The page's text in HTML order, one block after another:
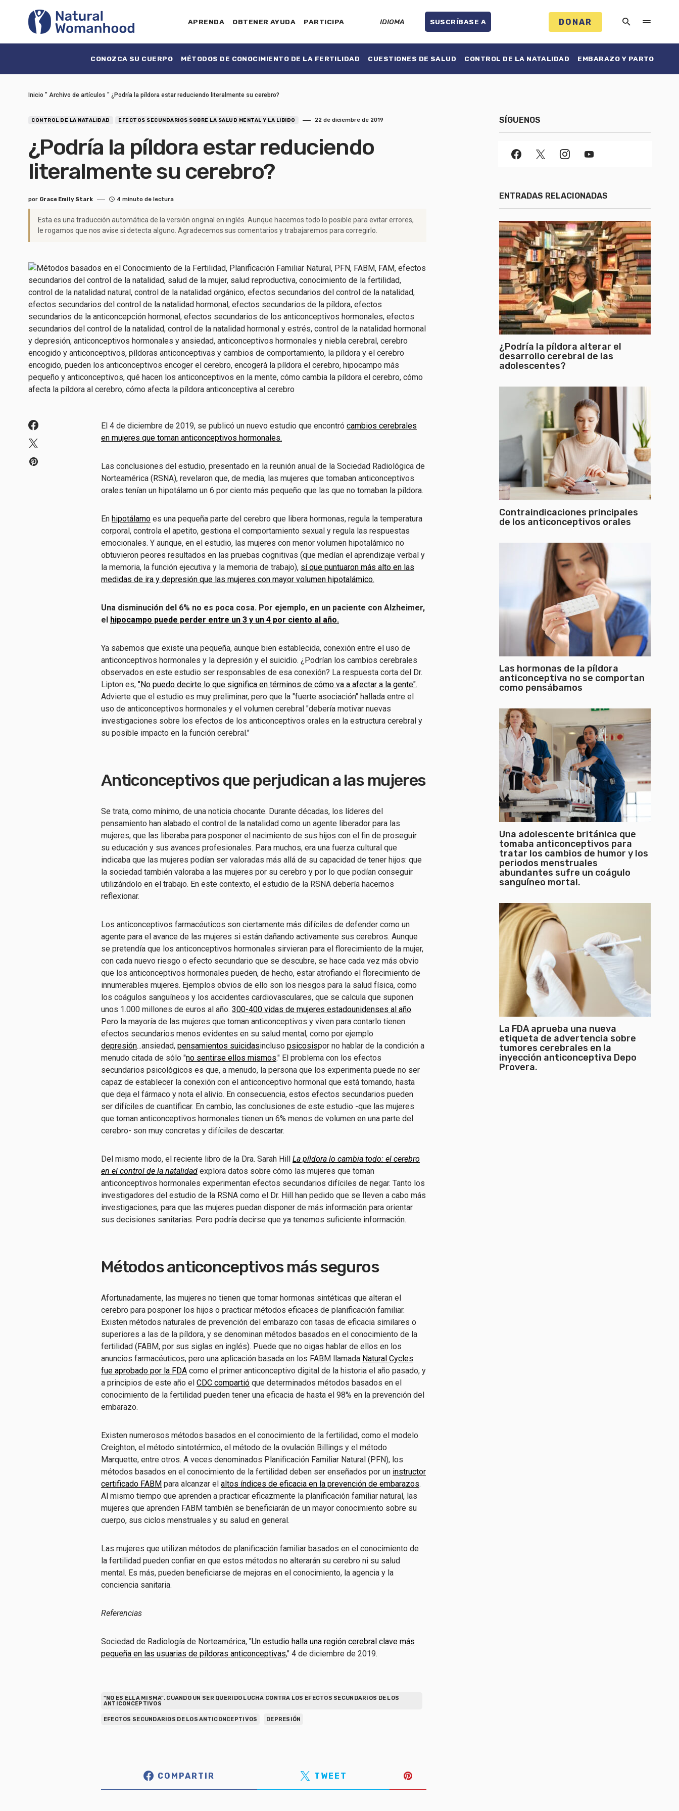
APRENDA OBTENER AYUDA PARTICIPA IDIOMA SUSCRÍBASE A DONAR
CONOZCA SU CUERPO MÉTODOS DE CONOCIMIENTO DE LA FERTILIDAD CUESTIONES DE SALUD CONTROL DE LA NATALIDAD EMBARAZO Y PARTO
Inicio " Archivo de artículos " ¿Podría la píldora estar reduciendo literalmente su cerebro?
CONTROL DE LA NATALIDAD EFECTOS SECUNDARIOS SOBRE LA SALUD MENTAL Y LA LIBIDO 22 de diciembre de 2019
¿Podría la píldora estar reduciendo
literalmente su cerebro?
por Grace Emily Stark 4 minuto de lectura
Esta es una traducción automática de la versión original en inglés. Aunque hacemos todo lo posible para evitar errores,
le rogamos que nos avise si detecta alguno. Agradecemos sus comentarios y trabajaremos para corregirlo.
El 4 de diciembre de 2019, se publicó un nuevo estudio que encontró cambios cerebrales
en mujeres que toman anticonceptivos hormonales.
Las conclusiones del estudio, presentado en la reunión anual de la Sociedad Radiológica de
Norteamérica (RSNA), revelaron que, de media, las mujeres que tomaban anticonceptivos
orales tenían un hipotálamo un 6 por ciento más pequeño que las que no tomaban la píldora.
En hipotálamo es una pequeña parte del cerebro que libera hormonas, regula la temperatura
corporal, controla el apetito, gestiona el comportamiento sexual y regula las respuestas
emocionales. Y aunque, en el estudio, las mujeres con menor volumen hipotalámico no
obtuvieron peores resultados en las pruebas cognitivas (que medían el aprendizaje verbal y
la memoria, la función ejecutiva y la memoria de trabajo), sí que puntuaron más alto en las
medidas de ira y depresión que las mujeres con mayor volumen hipotalámico.
Una disminución del 6% no es poca cosa. Por ejemplo, en un paciente con Alzheimer,
el hipocampo puede perder entre un 3 y un 4 por ciento al año.
Ya sabemos que existe una pequeña, aunque bien establecida, conexión entre el uso de
anticonceptivos hormonales y la depresión y el suicidio. ¿Podrían los cambios cerebrales
observados en este estudio ser responsables de esa conexión? La respuesta corta del Dr.
Lipton es, "No puedo decirte lo que significa en términos de cómo va a afectar a la gente".
Advierte que el estudio es muy preliminar, pero que la "fuerte asociación" hallada entre el
uso de anticonceptivos hormonales y el volumen cerebral "debería motivar nuevas
investigaciones sobre los efectos de los anticonceptivos orales en la estructura cerebral y
su posible impacto en la función cerebral."
Anticonceptivos que perjudican a las mujeres
Se trata, como mínimo, de una noticia chocante. Durante décadas, los líderes del
pensamiento han alabado el control de la natalidad como un agente liberador para las
mujeres, que las liberaba para posponer el nacimiento de sus hijos con el fin de proseguir
su educación y sus avances profesionales. Para muchos, era una fuerza cultural que
indicaba que las mujeres podían ser valoradas más allá de su capacidad de tener hijos: que
la sociedad también valoraba a las mujeres por su cerebro y por lo que podían conseguir
utilizándolo en el trabajo. En este contexto, el estudio de la RSNA debería hacernos
reflexionar.
Los anticonceptivos farmacéuticos son ciertamente más difíciles de defender como un
agente para el avance de las mujeres si están dañando activamente sus cerebros. Aunque
se pretendía que los anticonceptivos hormonales sirvieran para el florecimiento de la mujer,
con cada nuevo riesgo o efecto secundario que se descubre, se hace cada vez más obvio
que los anticonceptivos hormonales pueden, de hecho, estar atrofiando el florecimiento de
innumerables mujeres. Ejemplos obvios de ello son los riesgos para la salud física, como
los coágulos sanguíneos y los accidentes cardiovasculares, que se calcula que suponen
unos 1.000 millones de euros al año. 300-400 vidas de mujeres estadounidenses al año.
Pero la mayoría de las mujeres que toman anticonceptivos y viven para contarlo tienen
efectos secundarios menos evidentes en su salud mental, como por ejemplo
depresión...ansiedad, pensamientos suicidasincluso psicosispor no hablar de la condición a
menudo citada de sólo "no sentirse ellos mismos." El problema con los efectos
secundarios psicológicos es que, a menudo, la persona que los experimenta puede no ser
capaz de establecer la conexión con el anticonceptivo hormonal que está tomando, hasta
que deja el fármaco y nota el alivio. En consecuencia, estos efectos secundarios pueden
ser difíciles de cuantificar. En cambio, las conclusiones de este estudio -que las mujeres
que toman anticonceptivos hormonales tienen un 6% menos de volumen en una parte del
cerebro- son muy concretas y difíciles de descartar.
Del mismo modo, el reciente libro de la Dra. Sarah Hill La píldora lo cambia todo: el cerebro
en el control de la natalidad explora datos sobre cómo las mujeres que toman
anticonceptivos hormonales experimentan efectos secundarios difíciles de negar. Tanto los
investigadores del estudio de la RSNA como el Dr. Hill han pedido que se lleven a cabo más
investigaciones, para que las mujeres puedan disponer de más información para orientar
sus decisiones sanitarias. Pero podría decirse que ya tenemos suficiente información.
Métodos anticonceptivos más seguros
Afortunadamente, las mujeres no tienen que tomar hormonas sintéticas que alteran el
cerebro para posponer los hijos o practicar métodos eficaces de planificación familiar.
Existen métodos naturales de prevención del embarazo con tasas de eficacia similares o
superiores a las de la píldora, y se denominan métodos basados en el conocimiento de la
fertilidad (FABM, por sus siglas en inglés). Puede que no oigas hablar de ellos en los
anuncios farmacéuticos, pero una aplicación basada en los FABM llamada Natural Cycles
fue aprobado por la FDA como el primer anticonceptivo digital de la historia el año pasado, y
a principios de este año el CDC compartió que determinados métodos basados en el
conocimiento de la fertilidad pueden tener una eficacia de hasta el 98% en la prevención del
embarazo.
Existen numerosos métodos basados en el conocimiento de la fertilidad, como el modelo
Creighton, el método sintotérmico, el método de la ovulación Billings y el método
Marquette, entre otros. A veces denominados Planificación Familiar Natural (PFN), los
métodos basados en el conocimiento de la fertilidad deben ser enseñados por un instructor
certificado FABM para alcanzar el altos índices de eficacia en la prevención de embarazos.
Al mismo tiempo que aprenden a practicar eficazmente la planificación familiar natural, las
mujeres que aprenden FABM también se beneficiarán de un mayor conocimiento sobre su
cuerpo, sus ciclos menstruales y su salud en general.
Las mujeres que utilizan métodos de planificación familiar basados en el conocimiento de
la fertilidad pueden confiar en que estos métodos no alterarán su cerebro ni su salud
mental. Es más, pueden beneficiarse de mejoras en el conocimiento, la agencia y la
conciencia sanitaria.
Referencias
Sociedad de Radiología de Norteamérica, "Un estudio halla una región cerebral clave más
pequeña en las usuarias de píldoras anticonceptivas," 4 de diciembre de 2019.
"NO ES ELLA MISMA". CUANDO UN SER QUERIDO LUCHA CONTRA LOS EFECTOS SECUNDARIOS DE LOS
ANTICONCEPTIVOS
EFECTOS SECUNDARIOS DE LOS ANTICONCEPTIVOS DEPRESIÓN
COMPARTIR TWEET
SÍGUENOS
ENTRADAS RELACIONADAS
¿Podría la píldora alterar el
desarrollo cerebral de las
adolescentes?
Contraindicaciones principales
de los anticonceptivos orales
Las hormonas de la píldora
anticonceptiva no se comportan
como pensábamos
Una adolescente británica que
tomaba anticonceptivos para
tratar los cambios de humor y los
periodos menstruales
abundantes sufre un coágulo
sanguíneo mortal.
La FDA aprueba una nueva
etiqueta de advertencia sobre
tumores cerebrales en la
inyección anticonceptiva Depo
Provera.